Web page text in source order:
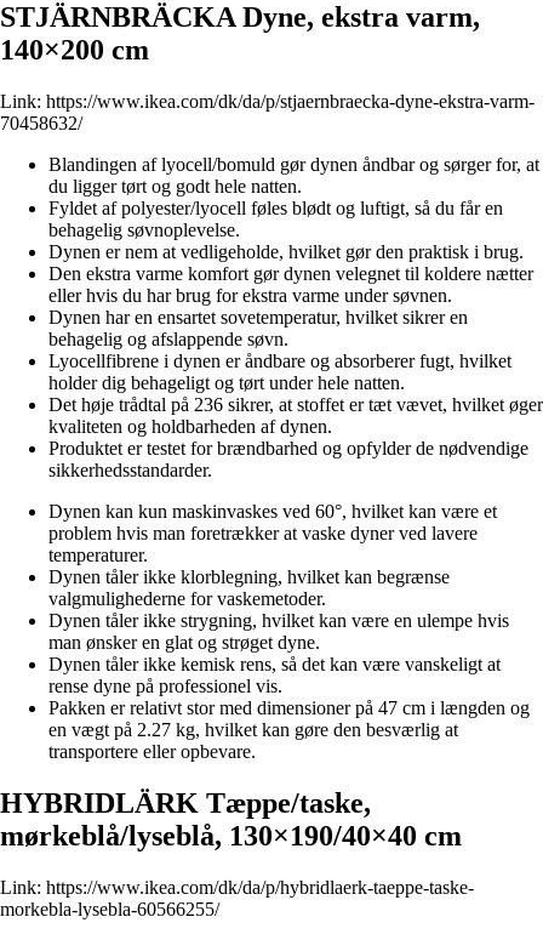
STJÄRNBRÄCKA Dyne, ekstra varm,
140×200 cm
Link: https://www.ikea.com/dk/da/p/stjaernbraecka-dyne-ekstra-varm-
70458632/
Blandingen af lyocell/bomuld gør dynen åndbar og sørger for, at
du ligger tørt og godt hele natten.
Fyldet af polyester/lyocell føles blødt og luftigt, så du får en
behagelig søvnoplevelse.
Dynen er nem at vedligeholde, hvilket gør den praktisk i brug.
Den ekstra varme komfort gør dynen velegnet til koldere nætter
eller hvis du har brug for ekstra varme under søvnen.
Dynen har en ensartet sovetemperatur, hvilket sikrer en
behagelig og afslappende søvn.
Lyocellfibrene i dynen er åndbare og absorberer fugt, hvilket
holder dig behageligt og tørt under hele natten.
Det høje trådtal på 236 sikrer, at stoffet er tæt vævet, hvilket øger
kvaliteten og holdbarheden af dynen.
Produktet er testet for brændbarhed og opfylder de nødvendige
sikkerhedsstandarder.
Dynen kan kun maskinvaskes ved 60°, hvilket kan være et
problem hvis man foretrækker at vaske dyner ved lavere
temperaturer.
Dynen tåler ikke klorblegning, hvilket kan begrænse
valgmulighederne for vaskemetoder.
Dynen tåler ikke strygning, hvilket kan være en ulempe hvis
man ønsker en glat og strøget dyne.
Dynen tåler ikke kemisk rens, så det kan være vanskeligt at
rense dyne på professionel vis.
Pakken er relativt stor med dimensioner på 47 cm i længden og
en vægt på 2.27 kg, hvilket kan gøre den besværlig at
transportere eller opbevare.
HYBRIDLÄRK Tæppe/taske,
mørkeblå/lyseblå, 130×190/40×40 cm
Link: https://www.ikea.com/dk/da/p/hybridlaerk-taeppe-taske-
morkebla-lysebla-60566255/